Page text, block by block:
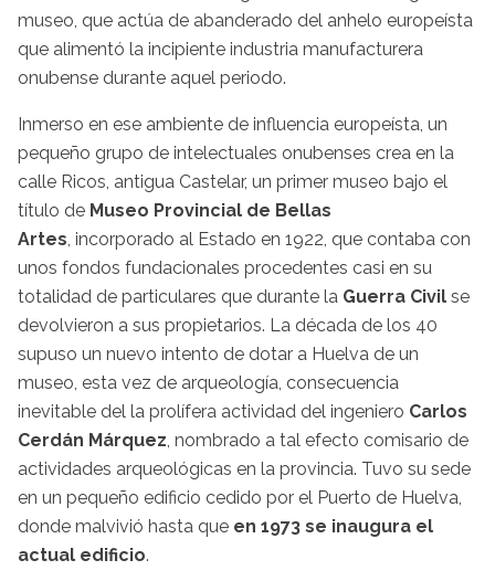
museo, que actúa de abanderado del anhelo europeísta
que alimentó la incipiente industria manufacturera
onubense durante aquel periodo.
Inmerso en ese ambiente de influencia europeísta, un
pequeño grupo de intelectuales onubenses crea en la
calle Ricos, antigua Castelar, un primer museo bajo el
título de Museo Provincial de Bellas
Artes , incorporado al Estado en 1922, que contaba con
unos fondos fundacionales procedentes casi en su
totalidad de particulares que durante la Guerra Civil se
devolvieron a sus propietarios. La década de los 40
supuso un nuevo intento de dotar a Huelva de un
museo, esta vez de arqueología, consecuencia
inevitable del la prolífera actividad del ingeniero Carlos
Cerdán Márquez , nombrado a tal efecto comisario de
actividades arqueológicas en la provincia. Tuvo su sede
en un pequeño edificio cedido por el Puerto de Huelva,
donde malvivió hasta que en 1973 se inaugura el
actual edificio.